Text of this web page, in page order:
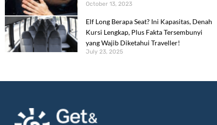
October 13, 2023
Elf Long Berapa Seat? Ini Kapasitas, Denah
Kursi Lengkap, Plus Fakta Tersembunyi
yang Wajib Diketahui Traveller!
July 23, 2025